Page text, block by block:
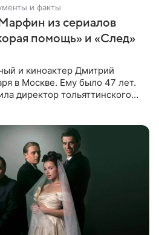
и факты
из сериалов
помощь» и «След»
и киноактер Дмитрий
в Москве. Ему было 47 лет.
директор тольяттинского